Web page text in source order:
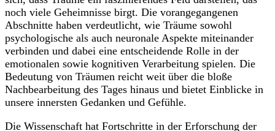
noch viele Geheimnisse birgt. Die vorangegangenen
Abschnitte haben verdeutlicht, wie Träume sowohl
psychologische als auch neuronale Aspekte miteinander
verbinden und dabei eine entscheidende Rolle in der
emotionalen sowie kognitiven Verarbeitung spielen. Die
Bedeutung von Träumen reicht weit über die bloße
Nachbearbeitung des Tages hinaus und bietet Einblicke in
unsere innersten Gedanken und Gefühle.
Die Wissenschaft hat Fortschritte in der Erforschung der